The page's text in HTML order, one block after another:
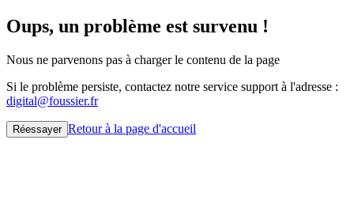
Oups, un problème est survenu !
Nous ne parvenons pas à charger le contenu de la page
Si le problème persiste, contactez notre service support à l'adresse :
digital@foussier.fr
Réessayer Retour à la page d'accueil